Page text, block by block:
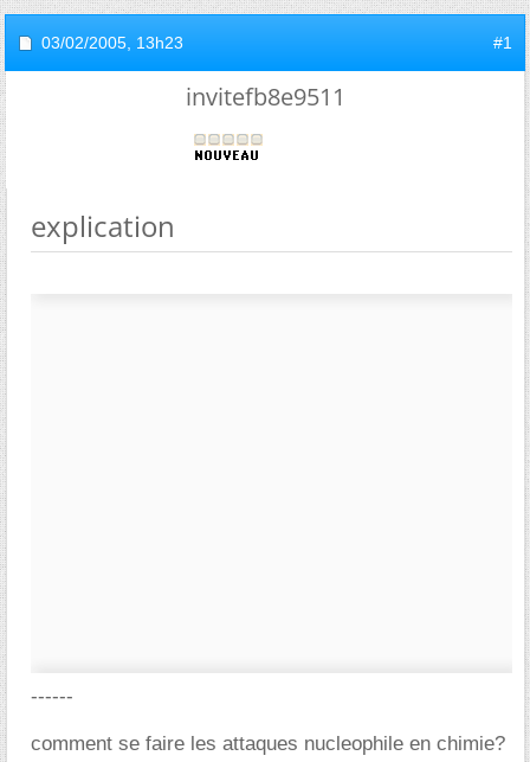
03/02/2005, 13h23 #1
invitefb8e9511
explication
------
comment se faire les attaques nucleophile en chimie?